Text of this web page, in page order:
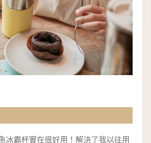
冰霸杯實在很好用！解決了我以往用